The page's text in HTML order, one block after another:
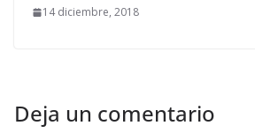
14 diciembre, 2018
Deja un comentario